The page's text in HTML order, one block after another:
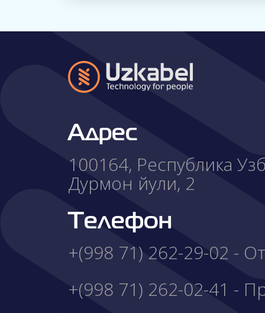
Адрес
100164, Республика
Дурмон йули, 2
Телефон
+(998 71) 262-29-02 -
+(998 71) 262-02-41 -